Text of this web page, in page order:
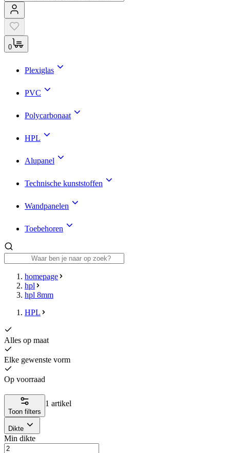
0
Plexiglas
PVC
Polycarbonaat
HPL
Alupanel
Technische kunststoffen
Wandpanelen
Toebehoren
homepage
hpl
hpl 8mm
HPL
Alles op maat
Elke gewenste vorm
Op voorraad
Toon filters
1 artikel
Dikte
Min dikte